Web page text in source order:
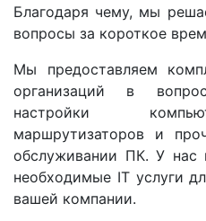
Благодаря чему, мы
вопросы за короткое
Мы предоставляем
организаций в
настройки
маршрутизаторов и
обслуживании ПК. У нас
необходимые IT услуги
вашей компании.